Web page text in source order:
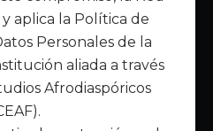
aplica la Política de
Personales de la
aliada a través
Afrodiaspóricos